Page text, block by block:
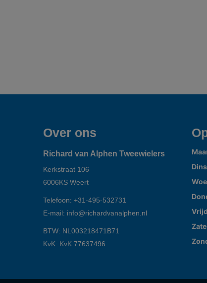
Over ons
Richard van Alphen Tweewielers
Kerkstraat 106
6006KS Weert
Telefoon: +31-495-532731
E-mail: info@richardvanalphen.nl
BTW: NL003218471B71
KvK: KvK 77637496